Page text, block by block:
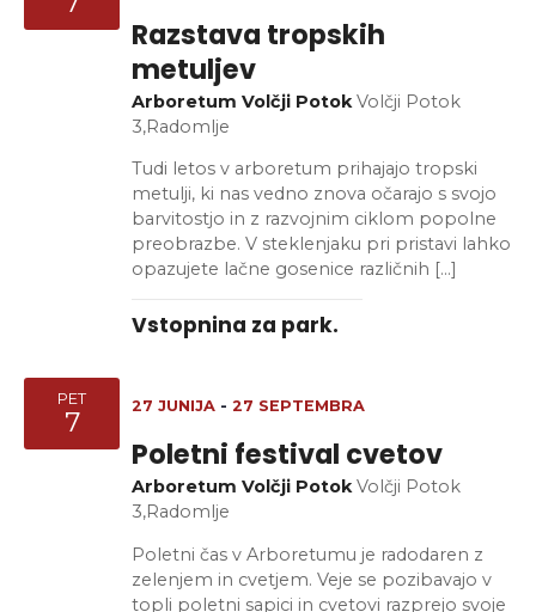
Razstava tropskih
metuljev
Arboretum Volčji PotokVolčji Potok
3,Radomlje
Tudi letos v arboretum prihajajo tropski
metulji, ki nas vedno znova očarajo s svojo
barvitostjo in z razvojnim ciklom popolne
preobrazbe. V steklenjaku pri pristavi lahko
opazujete lačne gosenice različnih […]
Vstopnina za park.
PET
7
Poletni festival cvetov
27 JUNIJA - 27 SEPTEMBRA
Arboretum Volčji PotokVolčji Potok
3,Radomlje
Poletni čas v Arboretumu je radodaren z
zelenjem in cvetjem. Veje se pozibavajo v
topli poletni sapici in cvetovi razprejo svoje